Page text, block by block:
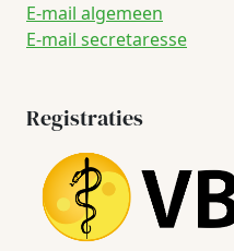
E-mail algemeen
E-mail secretaresse
Registraties